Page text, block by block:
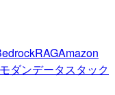
RAGAmazon
モダンデータスタック